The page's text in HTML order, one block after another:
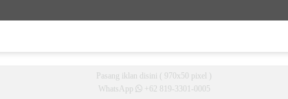
Pasang iklan disini ( 970x50 pixel )
WhatsApp
+62 819-3301-0005